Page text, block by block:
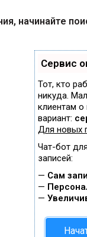
начинайте
Сервис
Тот, кто
никуда.
клиентам
вариант:
Для новых
Чат-бот
записей:
— Сам
—
—